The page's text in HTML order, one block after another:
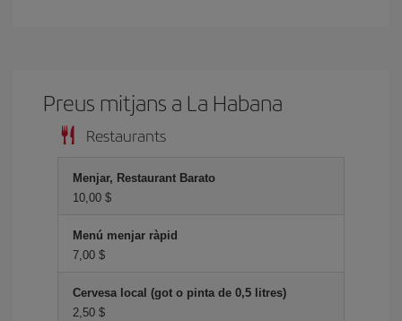
Preus mitjans a La Habana
Restaurants
Menjar, Restaurant Barato
10,00 $
Menú menjar ràpid
7,00 $
Cervesa local (got o pinta de 0,5 litres)
2,50 $